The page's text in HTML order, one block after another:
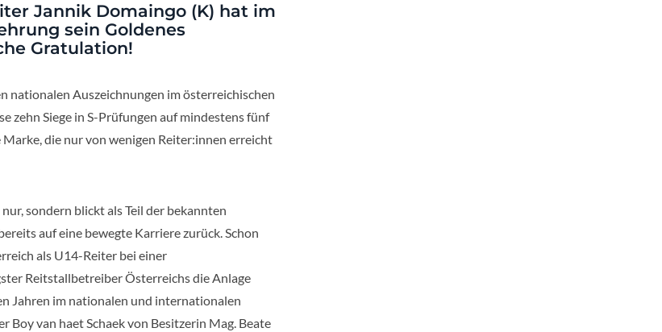
Jannik Domaingo (K) hat im
sein Goldenes
Gratulation!
nationalen Auszeichnungen im österreichischen
zehn Siege in S-Prüfungen auf mindestens fünf
die nur von wenigen Reiter:innen erreicht
sondern blickt als Teil der bekannten
auf eine bewegte Karriere zurück. Schon
als U14-Reiter bei einer
Reitstallbetreiber Österreichs die Anlage
Jahren im nationalen und internationalen
van haet Schaek von Besitzerin Mag. Beate